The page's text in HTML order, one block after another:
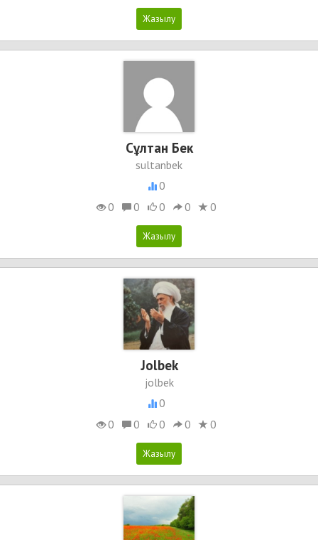
Сұлтан Бек
sultanbek
0
0
0 0 0 0
Jolbek
jolbek
0
0
0 0 0 0